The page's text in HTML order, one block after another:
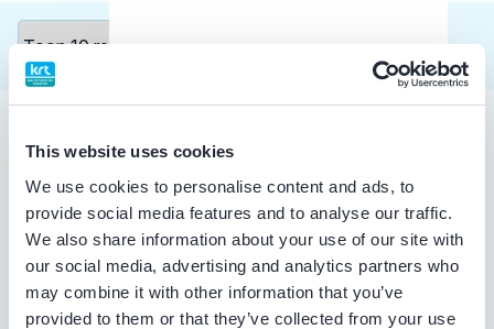
This website uses cookies
We use cookies to personalise content and ads, to
provide social media features and to analyse our traffic.
We also share information about your use of our site with
our social media, advertising and analytics partners who
may combine it with other information that you’ve
provided to them or that they’ve collected from your use
Tandarts in Wijlre
Zoekt u een tandarts in Wijlre ? In de lijst hierboven vindt u
alle tandheelkundigen in Wijlre , die aantoonbaar hun vak
bijhouden. Bovendien kunt u ook de kaartweergave
aanklikken. Dan ziet u op een kaart van Wijlre waar deze
tandartsen gevestigd zijn.